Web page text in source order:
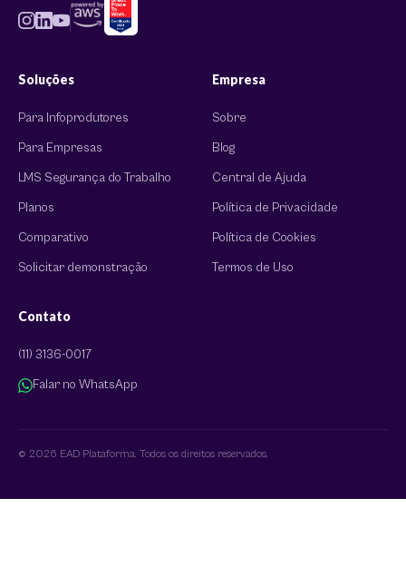
Soluções
Para Infoprodutores
Para Empresas
LMS Segurança do Trabalho
Planos
Comparativo
Solicitar demonstração
Empresa
Sobre
Blog
Central de Ajuda
Política de Privacidade
Política de Cookies
Termos de Uso
Contato
(11) 3136-0017
Falar no WhatsApp
© 2026 EAD Plataforma. Todos os direitos reservados.